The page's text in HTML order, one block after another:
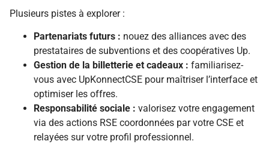
Plusieurs pistes à explorer :
Partenariats futurs : nouez des alliances avec des
prestataires de subventions et des coopératives Up.
Gestion de la billetterie et cadeaux : familiarisez-
vous avec UpKonnectCSE pour maîtriser l’interface et
optimiser les offres.
Responsabilité sociale : valorisez votre engagement
via des actions RSE coordonnées par votre CSE et
relayées sur votre profil professionnel.